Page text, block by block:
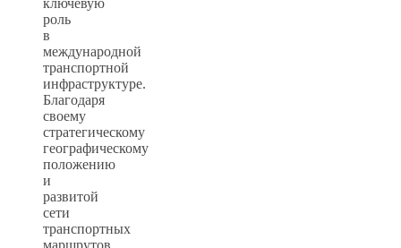
роль
в
международной
транспортной
инфраструктуре.
Благодаря
своему
стратегическому
географическому
положению
и
развитой
сети
транспортных
маршрутов,